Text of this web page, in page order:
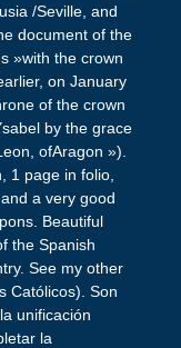
/Seville, and
document of the
»with the crown
on January
of the crown
by the grace
ofAragon »).
1 page in folio,
a very good
Beautiful
the Spanish
See my other
Católicos). Son
unificación
la